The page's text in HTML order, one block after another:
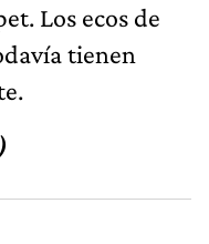
Los ecos de
tienen